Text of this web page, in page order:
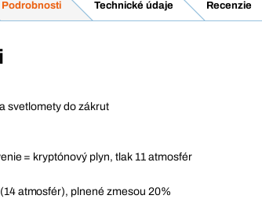
Podrobnosti Technické údaje Recenzie
svetlomety do zákrut
= kryptónový plyn, tlak 11 atmosfér
atmosfér), plnené zmesou 20%